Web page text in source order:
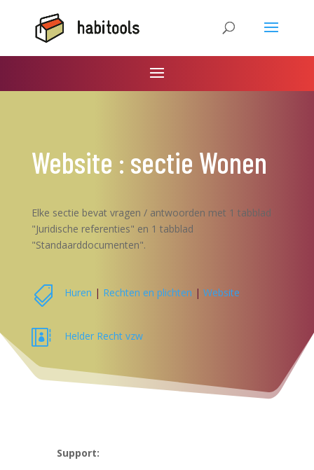
Website : sectie Wonen
Elke sectie bevat vragen / antwoorden met 1 tabblad
"Juridische referenties" en 1 tabblad
"Standaarddocumenten".
 Huren | Rechten en plichten | Website
 Helder Recht vzw
Support: